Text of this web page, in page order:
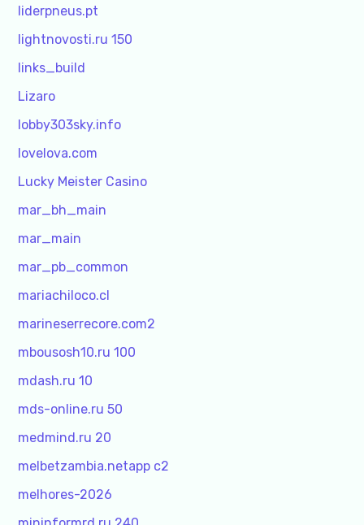
liderpneus.pt
lightnovosti.ru 150
links_build
Lizaro
lobby303sky.info
lovelova.com
Lucky Meister Casino
mar_bh_main
mar_main
mar_pb_common
mariachiloco.cl
marineserrecore.com2
mbousosh10.ru 100
mdash.ru 10
mds-online.ru 50
medmind.ru 20
melbetzambia.netapp c2
melhores-2026